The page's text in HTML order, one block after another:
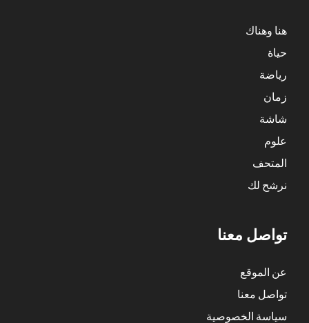
هنا وهناك
حياة
رياضة
زمان
شاشة
علوم
المتحف
نرشح لك
تواصل معنا
عن الموقع
تواصل معنا
سياسة الخصوصية